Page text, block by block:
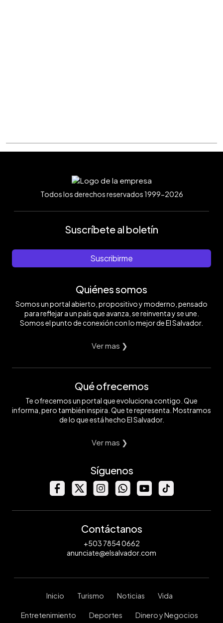
Todos los derechos reservados 1999-2026
Suscríbete al boletín
Suscribirme
Quiénes somos
Somos un portal abierto, propositivo y moderno, pensado
para reflejar a un país que avanza, se reinventa y se une.
Somos el punto de conexión con lo mejor de El Salvador.
Ver mas ❯
Qué ofrecemos
Te ofrecemos un portal que evoluciona contigo. Que
informa, pero también inspira. Que te representa. Mostramos
de lo que está hecho El Salvador.
Ver mas ❯
Síguenos
Contáctanos
+503 7854 0662
anunciate@elsalvador.com
Inicio Turismo Noticias Vida
Entretenimiento Deportes Dinero y Negocios